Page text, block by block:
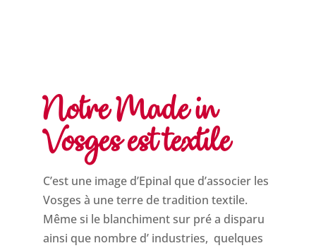
Notre Made in
Vosges est textile
C’est une image d’Epinal que d’associer les
Vosges à une terre de tradition textile.
Même si le blanchiment sur pré a disparu
ainsi que nombre d’ industries, quelques